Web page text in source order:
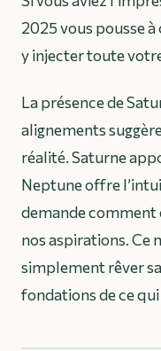
2025 vous pousse
y injecter toute
La présence de
alignements
réalité. Saturne
Neptune offre
demande comment
nos aspirations. Ce
simplement rêver
fondations de ce